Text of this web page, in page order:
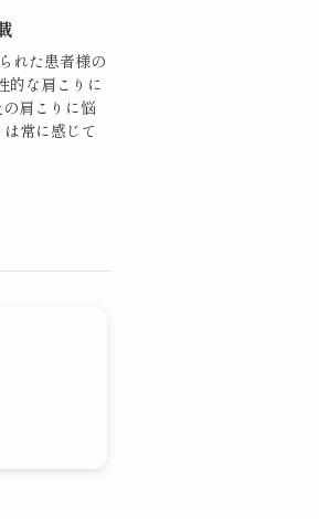
れた患者様の
的な肩こりに
肩こりに悩
常に感じて